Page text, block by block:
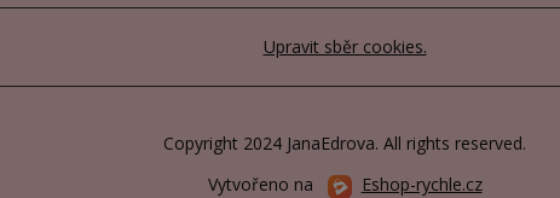
Upravit sběr cookies.
Copyright 2024 JanaEdrova. All rights reserved.
Vytvořeno na
Eshop-rychle.cz